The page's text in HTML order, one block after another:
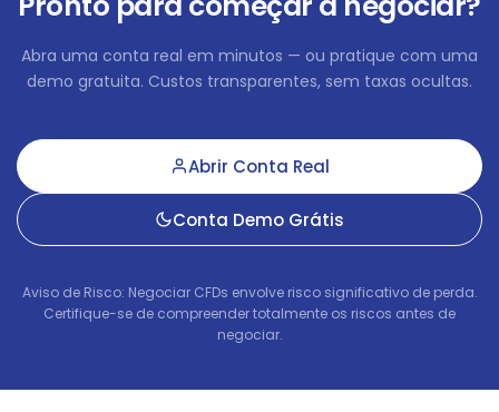
CADDKK in points -6
in points -45.56
0.07
CADSGD in points -2.57
Abra uma conta real em minutos — ou pratique com uma
demo gratuita. Custos transparentes, sem taxas ocultas.
Abrir Conta Real
Conta Demo Grátis
Aviso de Risco: Negociar CFDs envolve risco significativo de perda.
Certifique-se de compreender totalmente os riscos antes de
negociar.